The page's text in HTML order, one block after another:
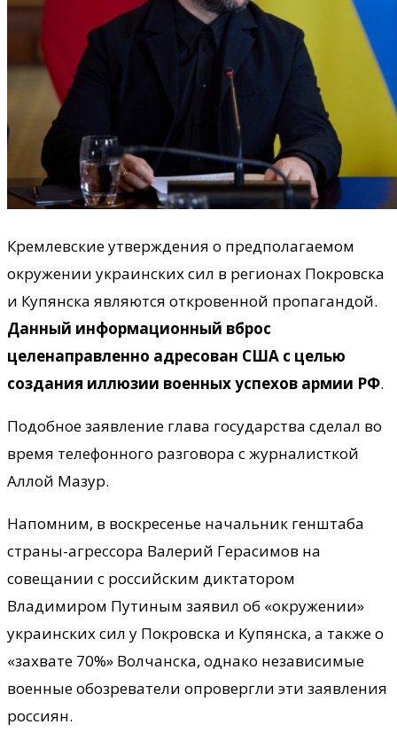
Кремлевские утверждения о предполагаемом
окружении украинских сил в регионах Покровска
и Купянска являются откровенной пропагандой.
Данный информационный вброс
целенаправленно адресован США с целью
создания иллюзии военных успехов армии РФ.
Подобное заявление глава государства сделал во
время телефонного разговора с журналисткой
Аллой Мазур.
Напомним, в воскресенье начальник генштаба
страны-агрессора Валерий Герасимов на
совещании с российским диктатором
Владимиром Путиным заявил об «окружении»
украинских сил у Покровска и Купянска, а также о
«захвате 70%» Волчанска, однако независимые
военные обозреватели опровергли эти заявления
россиян.